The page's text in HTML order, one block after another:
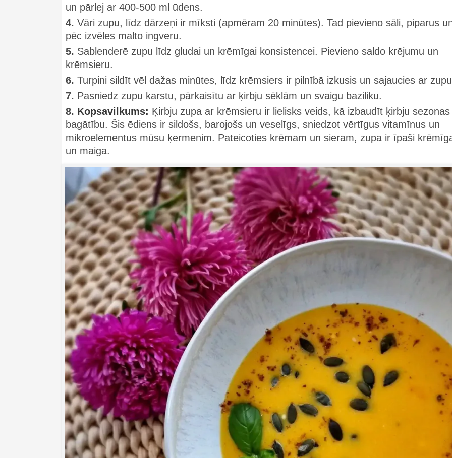
un pārlej ar 400-500 ml ūdens.
4. Vāri zupu, līdz dārzeņi ir mīksti (apmēram 20 minūtes). Tad pievieno sāli, piparus
pēc izvēles malto ingveru.
5. Sablenderē zupu līdz gludai un krēmīgai konsistencei. Pievieno saldo krējumu un
krēmsieru.
6. Turpini sildīt vēl dažas minūtes, līdz krēmsiers ir pilnībā izkusis un sajaucies ar
7. Pasniedz zupu karstu, pārkaisītu ar ķirbju sēklām un svaigu baziliku.
8. Kopsavilkums: Ķirbju zupa ar krēmsieru ir lielisks veids, kā izbaudīt ķirbju sezonas
bagātību. Šis ēdiens ir sildošs, barojošs un veselīgs, sniedzot vērtīgus vitamīnus un
mikroelementus mūsu ķermenim. Pateicoties krēmam un sieram, zupa ir īpaši
un maiga.